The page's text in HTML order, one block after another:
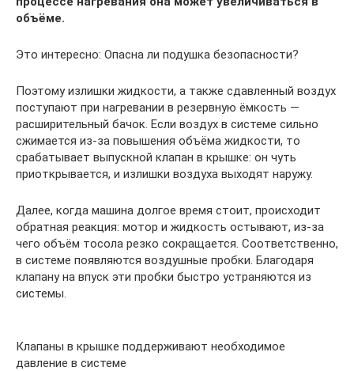
объёме.
Это интересно: Опасна ли подушка безопасности?
Поэтому излишки жидкости, а также сдавленный воздух
поступают при нагревании в резервную ёмкость —
расширительный бачок. Если воздух в системе сильно
сжимается из-за повышения объёма жидкости, то
срабатывает выпускной клапан в крышке: он чуть
приоткрывается, и излишки воздуха выходят наружу.
Далее, когда машина долгое время стоит, происходит
обратная реакция: мотор и жидкость остывают, из-за
чего объём тосола резко сокращается. Соответственно,
в системе появляются воздушные пробки. Благодаря
клапану на впуск эти пробки быстро устраняются из
системы.
Клапаны в крышке поддерживают необходимое
давление в системе